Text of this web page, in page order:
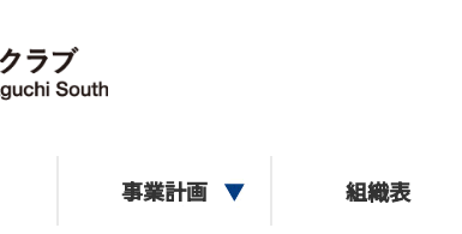
事業計画 組織表